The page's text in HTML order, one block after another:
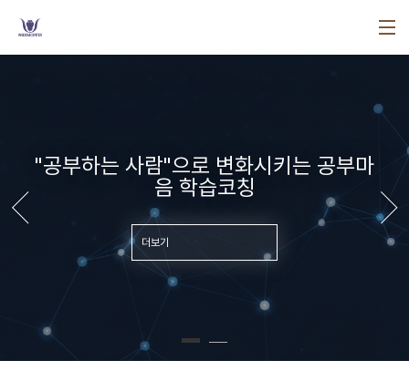
"공부하는 사람"으로 변화시키는 공부마
음 학습코칭
더보기